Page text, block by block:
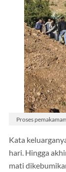
Proses
Kata
hari. Hingga
mati